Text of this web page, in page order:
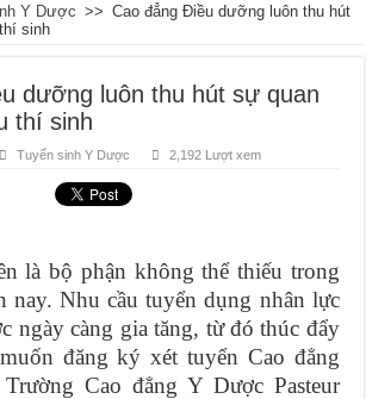
Y Dược >> Cao đẳng Điều dưỡng luôn thu hút
sinh
dưỡng luôn thu hút sự quan
thí sinh
Tuyển sinh Y Dược 2,192 Lượt xem
là bộ phận không thể thiếu trong
nay. Nhu cầu tuyển dụng nhân lực
ngày càng gia tăng, từ đó thúc đẩy
đăng ký xét tuyển Cao đẳng
Cao đẳng Y Dược Pasteur